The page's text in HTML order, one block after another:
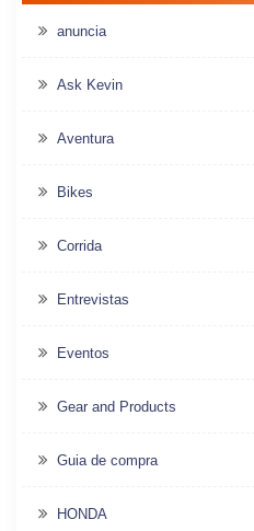
anuncia
Ask Kevin
Aventura
Bikes
Corrida
Entrevistas
Eventos
Gear and Products
Guia de compra
HONDA